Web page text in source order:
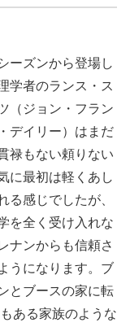
ーズンから登場し
学者のランス・ス
（ジョン・フラン
デイリー）はまだ
禄もない頼りない
に最初は軽くあし
る感じでしたが、
を全く受け入れな
ナンからも信頼さ
うになります。ブ
とブースの家に転
ある家族のような